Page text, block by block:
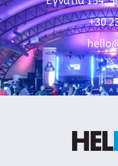
+30